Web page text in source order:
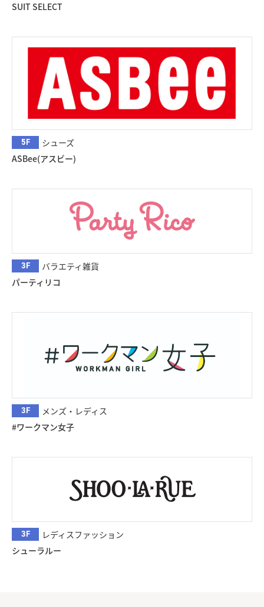
SUIT SELECT
5F
シューズ
ASBee(アスビー)
3F
バラエティ雑貨
パーティリコ
3F
メンズ・レディス
#ワークマン女子
3F
レディスファッション
シューラルー